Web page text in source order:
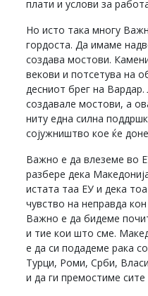
плати и услови за
Но исто така многу
гордоста. Да имаме
создава мостови.
векови и потсетува на
десниот брег на
создавале мостови, а
ниту една силна
сојужништво кое ќе
Важно е да влеземе во
разбере дека
истата таа ЕУ и дека
чувство на неправда
Важно е да бидеме
и тие кои што сме.
е да си подадеме рака
Турци, Роми, Срби,
и да ги премостиме